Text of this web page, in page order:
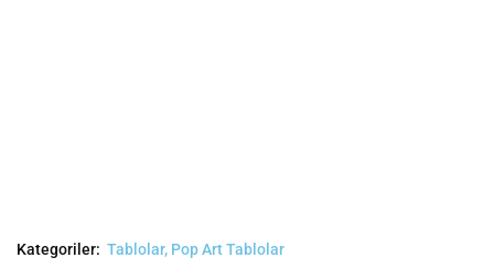
Kategoriler: Tablolar, Pop Art Tablolar